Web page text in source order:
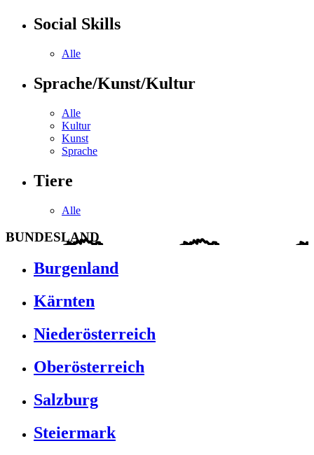
Social Skills
Alle
Sprache/Kunst/Kultur
Alle
Kultur
Kunst
Sprache
Tiere
Alle
BUNDESLAND
Burgenland
Kärnten
Niederösterreich
Oberösterreich
Salzburg
Steiermark